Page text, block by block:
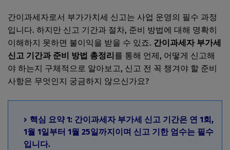
간이과세자로서 부가가치세 신고는 사업 운영의 필수 과정
입니다. 하지만 신고 기간과 절차, 준비 방법에 대해 명확히
이해하지 못하면 불이익을 받을 수 있죠. 간이과세자 부가세
신고 기간과 준비 방법 총정리 를 통해 언제, 어떻게 신고해
야 하는지 구체적으로 알아보고, 신고 전 꼭 챙겨야 할 준비
사항은 무엇인지 궁금하지 않으신가요?
핵심 요약 1: 간이과세자 부가세 신고 기간은 연 1회,
1월 1일부터 1월 25일까지이며 신고 기한 엄수는 필수
입니다.